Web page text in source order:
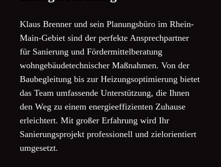
Klaus Brenner und sein Planungsbüro im Rhein-
Main-Gebiet sind der perfekte Ansprechpartner
für Sanierung und Fördermittelberatung
wohngebäudetechnischer Maßnahmen. Von der
Baubegleitung bis zur Heizungsoptimierung bietet
das Team umfassende Unterstützung, die Ihnen
den Weg zu einem energieeffizienten Zuhause
erleichtert. Mit großer Erfahrung wird Ihr
Sanierungsprojekt professionell und zielorientiert
umgesetzt.